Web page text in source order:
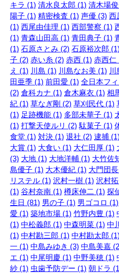
キラ (1) 清水良太郎 (1) 清木場
陽子 (1) 精密検査 (1) 声優 (3) 西
(1) 西尾由佳理 (1) 西部警察 (1)
(1) 青森山田高 (1) 青田典子 (1)
(1) 石原さとみ (2) 石原裕次郎
子 (2) 赤い糸 (2) 赤西 (1) 赤西仁
え (1) 川島 (1) 川島なお美 (1)
田亜季 (1) 前田愛 (1) 全日本フ
(2) 倉科カナ (1) 倉木麻衣 (1) 相
紀 (1) 草なぎ剛 (2) 草刈民代 (1)
(1) 足跡機能 (1) 多部未華子 (1)
(1) 打撃天使ルリ (2) 駄菓子 (1)
食堂 (1) 対決 (1) 退社 (2) 逮捕
大賞 (1) 大食い (1) 大仁田厚 (1)
(3) 大地 (1) 大地洋輔 (1) 大竹佐
島優子 (1) 大木優紀 (1) 大門団
リステル (1) 沢村一樹 (1) 沢村
(1) 谷村奈南 (1) 樽床伸二 (1) 探
生日 (81) 男の子 (1) 男ゴコロ (1)
愛 (1) 築地市場 (1) 竹野内豊 (1)
(1) 中松義郎 (1) 中森明菜 (1) 中
(1) 中村勘三郎 (1) 中村勘太郎
一 (1) 中島みゆき (3) 中島美嘉
エ (1) 中尾明慶 (1) 中野美穂 (1)
紗 (1) 虫歯予防デー (1) 朝ドラ